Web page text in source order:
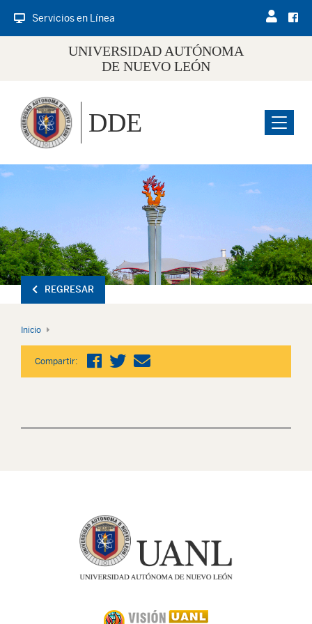
Servicios en Línea
UNIVERSIDAD AUTÓNOMA
DE NUEVO LEÓN
Menu
DDE
REGRESAR
Inicio
Compartir: